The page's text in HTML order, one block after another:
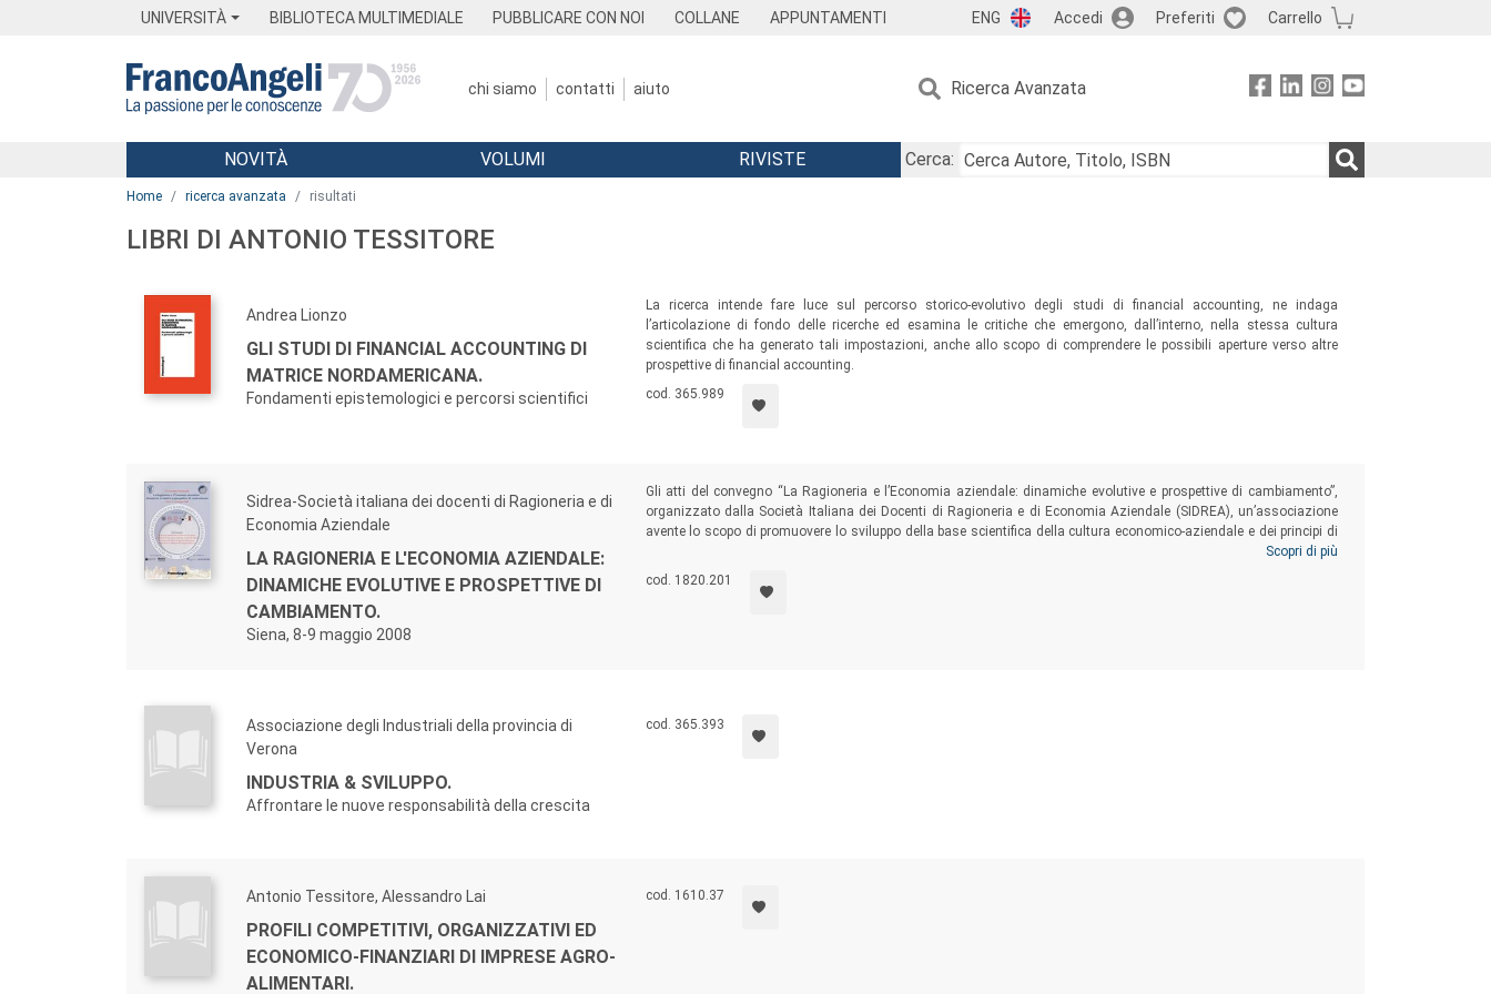
UNIVERSITÀ BIBLIOTECA MULTIMEDIALE PUBBLICARE CON NOI COLLANE APPUNTAMENTI ENG Accedi Preferiti Carrello
chi siamo contatti aiuto Ricerca Avanzata
Menu
NOVITÀ VOLUMI RIVISTE
Cerca:
Home ricerca avanzata risultati
LIBRI DI ANTONIO TESSITORE
Andrea Lionzo
GLI STUDI DI FINANCIAL ACCOUNTING DI
MATRICE NORDAMERICANA.
Fondamenti epistemologici e percorsi scientifici
La ricerca intende fare luce sul percorso storico-evolutivo degli studi di financial accounting, ne indaga
l’articolazione di fondo delle ricerche ed esamina le critiche che emergono, dall’interno, nella stessa cultura
scientifica che ha generato tali impostazioni, anche allo scopo di comprendere le possibili aperture verso altre
prospettive di financial accounting.
cod. 365.989
Sidrea-Società italiana dei docenti di Ragioneria e di
Economia Aziendale
LA RAGIONERIA E L'ECONOMIA AZIENDALE:
DINAMICHE EVOLUTIVE E PROSPETTIVE DI
CAMBIAMENTO.
Siena, 8-9 maggio 2008
Gli atti del convegno “La Ragioneria e l’Economia aziendale: dinamiche evolutive e prospettive di cambiamento”,
organizzato dalla Società Italiana dei Docenti di Ragioneria e di Economia Aziendale (SIDREA), un’associazione
avente lo scopo di promuovere lo sviluppo della base scientifica della cultura economico-aziendale e dei principi di
, alle amministrazioni pubbliche.Scopri di più
cod. 1820.201
Associazione degli Industriali della provincia di
Verona
INDUSTRIA & SVILUPPO.
Affrontare le nuove responsabilità della crescita
cod. 365.393
Antonio Tessitore, Alessandro Lai
PROFILI COMPETITIVI, ORGANIZZATIVI ED
ECONOMICO-FINANZIARI DI IMPRESE AGRO-
ALIMENTARI.
cod. 1610.37